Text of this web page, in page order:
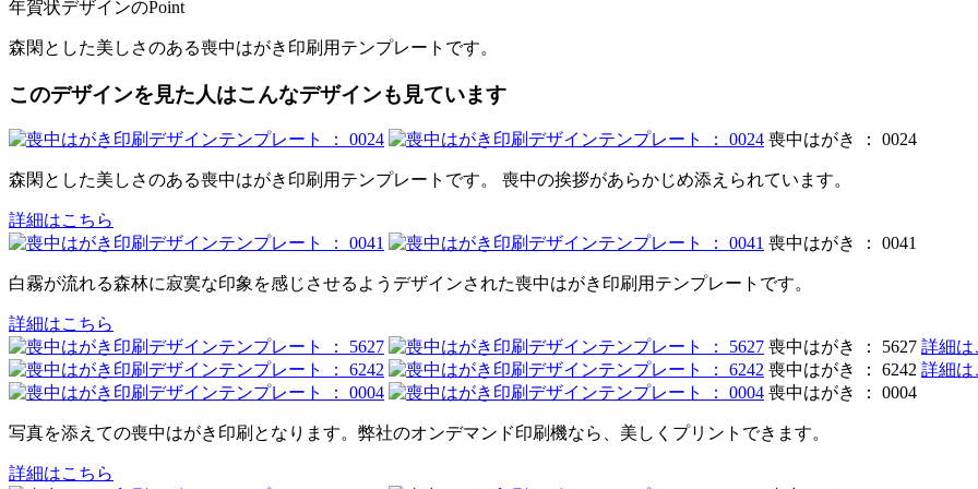
年賀状デザインのPoint
森閑とした美しさのある喪中はがき印刷用テンプレートです。
このデザインを見た人はこんなデザインも見ています
喪中はがき ： 0024
森閑とした美しさのある喪中はがき印刷用テンプレートです。 喪中の挨拶があらかじめ添えられています。
詳細はこちら
喪中はがき ： 0041
白霧が流れる森林に寂寞な印象を感じさせるようデザインされた喪中はがき印刷用テンプレートです。
詳細はこちら
喪中はがき ： 5627 詳細は
喪中はがき ： 6242 詳細は
喪中はがき ： 0004
写真を添えての喪中はがき印刷となります。弊社のオンデマンド印刷機なら、美しくプリントできます。
詳細はこちら